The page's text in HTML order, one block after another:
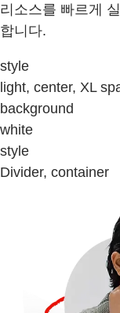
리소스를 빠르게
합니다.
style
light, center, XL
background
white
style
Divider, container